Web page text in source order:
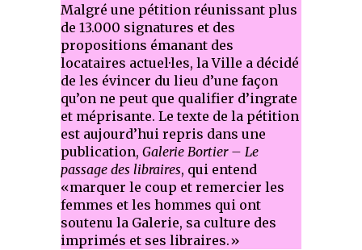
Malgré une pétition réunissant plus
de 13.000 signatures et des
propositions émanant des
locataires actuel·les, la Ville a décidé
de les évincer du lieu d’une façon
qu’on ne peut que qualifier d’ingrate
et méprisante. Le texte de la pétition
est aujourd’hui repris dans une
publication,Galerie Bortier – Le
passage des libraires, qui entend
«marquer le coup et remercier les
femmes et les hommes qui ont
soutenu la Galerie, sa culture des
imprimés et ses libraires.»